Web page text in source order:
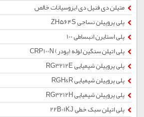
متیلن دی فنیل دی ایزوسیانات خالص
پلی پروپیلن نساجی ZH564S
پلی استایرن انبساطی 100
پلی اتیلن سنگین لوله (پودر) CRP100N
پلی پروپیلن شیمیایی RG3212E
پلی پروپیلن شیمیایی RGH&R
پلی پروپیلن شیمیایی RG3212H
پلی اتیلن سبک خطی 22B01KJ